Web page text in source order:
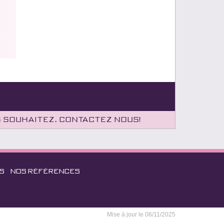
Contactez nous!
NOS RÉFÉRENCES
Mise à jour le 06/11/2025